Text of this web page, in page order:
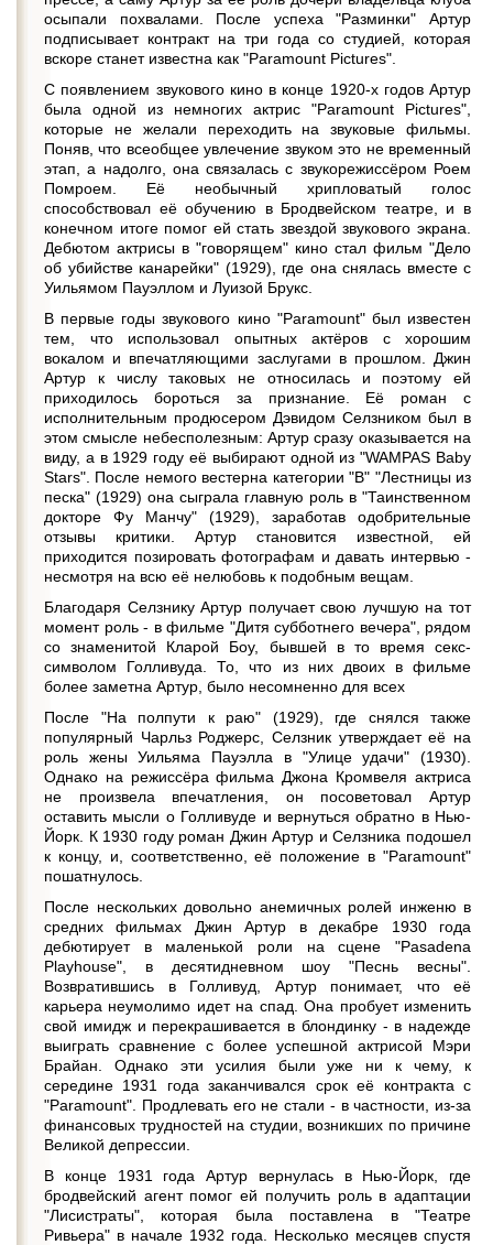
осыпали похвалами. После успеха "Разминки" Артур
подписывает контракт на три года со студией, которая
вскоре станет известна как "Paramount Pictures".
С появлением звукового кино в конце 1920-х годов Артур
была одной из немногих актрис "Paramount Pictures",
которые не желали переходить на звуковые фильмы.
Поняв, что всеобщее увлечение звуком это не временный
этап, а надолго, она связалась с звукорежиссёром Роем
Помроем. Её необычный хрипловатый голос
способствовал её обучению в Бродвейском театре, и в
конечном итоге помог ей стать звездой звукового экрана.
Дебютом актрисы в "говорящем" кино стал фильм "Дело
об убийстве канарейки" (1929), где она снялась вместе с
Уильямом Пауэллом и Луизой Брукс.
В первые годы звукового кино "Paramount" был известен
тем, что использовал опытных актёров с хорошим
вокалом и впечатляющими заслугами в прошлом. Джин
Артур к числу таковых не относилась и поэтому ей
приходилось бороться за признание. Её роман с
исполнительным продюсером Дэвидом Селзником был в
этом смысле небесполезным: Артур сразу оказывается на
виду, а в 1929 году её выбирают одной из "WAMPAS Baby
Stars". После немого вестерна категории "B" "Лестницы из
песка" (1929) она сыграла главную роль в "Таинственном
докторе Фу Манчу" (1929), заработав одобрительные
отзывы критики. Артур становится известной, ей
приходится позировать фотографам и давать интервью -
несмотря на всю её нелюбовь к подобным вещам.
Благодаря Селзнику Артур получает свою лучшую на тот
момент роль - в фильме "Дитя субботнего вечера", рядом
со знаменитой Кларой Боу, бывшей в то время секс-
символом Голливуда. То, что из них двоих в фильме
более заметна Артур, было несомненно для всех
После "На полпути к раю" (1929), где снялся также
популярный Чарльз Роджерс, Селзник утверждает её на
роль жены Уильяма Пауэлла в "Улице удачи" (1930).
Однако на режиссёра фильма Джона Кромвеля актриса
не произвела впечатления, он посоветовал Артур
оставить мысли о Голливуде и вернуться обратно в Нью-
Йорк. К 1930 году роман Джин Артур и Селзника подошел
к концу, и, соответственно, её положение в "Paramount"
пошатнулось.
После нескольких довольно анемичных ролей инженю в
средних фильмах Джин Артур в декабре 1930 года
дебютирует в маленькой роли на сцене "Pasadena
Playhouse", в десятидневном шоу "Песнь весны".
Возвратившись в Голливуд, Артур понимает, что её
карьера неумолимо идет на спад. Она пробует изменить
свой имидж и перекрашивается в блондинку - в надежде
выиграть сравнение с более успешной актрисой Мэри
Брайан. Однако эти усилия были уже ни к чему, к
середине 1931 года заканчивался срок её контракта с
"Paramount". Продлевать его не стали - в частности, из-за
финансовых трудностей на студии, возникших по причине
Великой депрессии.
В конце 1931 года Артур вернулась в Нью-Йорк, где
бродвейский агент помог ей получить роль в адаптации
"Лисистраты", которая была поставлена в "Театре
Ривьера" в начале 1932 года. Несколько месяцев спустя